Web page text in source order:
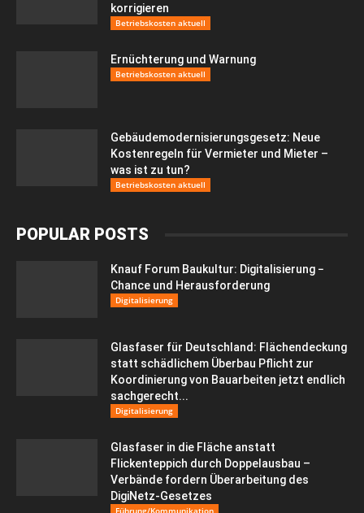
korrigieren
Betriebskosten aktuell
Ernüchterung und Warnung
Betriebskosten aktuell
Gebäudemodernisierungsgesetz: Neue
Kostenregeln für Vermieter und Mieter –
was ist zu tun?
Betriebskosten aktuell
POPULAR POSTS
Knauf Forum Baukultur: Digitalisierung −
Chance und Herausforderung
Digitalisierung
Glasfaser für Deutschland: Flächendeckung
statt schädlichem Überbau Pflicht zur
Koordinierung von Bauarbeiten jetzt endlich
sachgerecht...
Digitalisierung
Glasfaser in die Fläche anstatt
Flickenteppich durch Doppelausbau –
Verbände fordern Überarbeitung des
DigiNetz-Gesetzes
Führung/Kommunikation